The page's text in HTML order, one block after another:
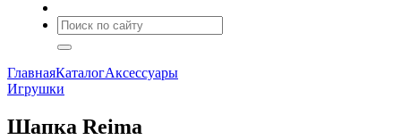
ГлавнаяКаталогАксессуары
Игрушки
Шапка Reima